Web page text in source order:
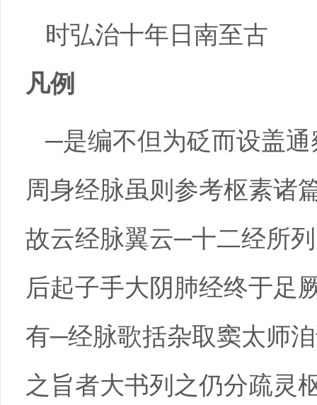
时弘治十年日南至古
凡例
─是编不但为砭而设盖
周身经脉虽则参考枢素诸
故云经脉翼云─十二经所
后起子手大阴肺经终于足
有─经脉歌括杂取窦太师
之旨者大书列之仍分疏灵